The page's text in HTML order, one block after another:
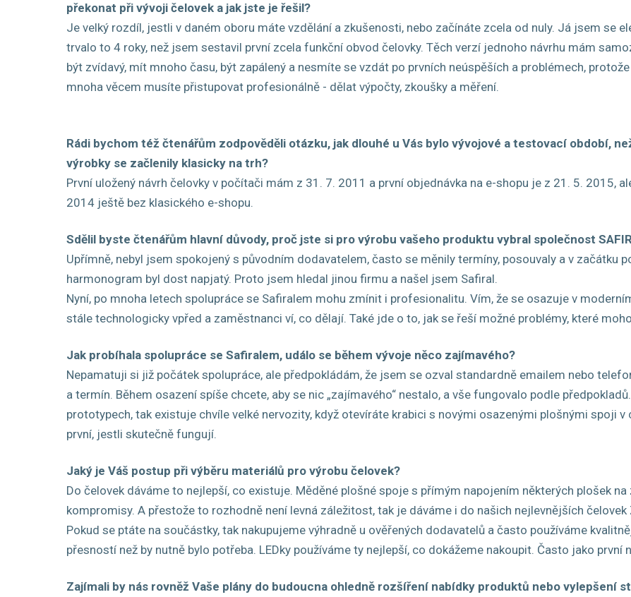
překonat při vývoji čelovek a jak jste je řešil?
Je velký rozdíl, jestli v daném oboru máte vzdělání a zkušenosti, nebo začínáte zcela od nuly. Já jsem se
trvalo to 4 roky, než jsem sestavil první zcela funkční obvod čelovky. Těch verzí jednoho návrhu mám
být zvídavý, mít mnoho času, být zapálený a nesmíte se vzdát po prvních neúspěších a problémech,
mnoha věcem musíte přistupovat profesionálně - dělat výpočty, zkoušky a měření.
Rádi bychom též čtenářům zodpověděli otázku, jak dlouhé u Vás bylo vývojové a testovací období,
výrobky se začlenily klasicky na trh?
První uložený návrh čelovky v počítači mám z 31. 7. 2011 a první objednávka na e-shopu je z 21. 5. 2015,
2014 ještě bez klasického e-shopu.
Sdělil byste čtenářům hlavní důvody, proč jste si pro výrobu vašeho produktu vybral společnost
Upřímně, nebyl jsem spokojený s původním dodavatelem, často se měnily termíny, posouvaly a v začátku
harmonogram byl dost napjatý. Proto jsem hledal jinou firmu a našel jsem Safiral.
Nyní, po mnoha letech spolupráce se Safiralem mohu zmínit i profesionalitu. Vím, že se osazuje v
stále technologicky vpřed a zaměstnanci ví, co dělají. Také jde o to, jak se řeší možné problémy, které
Jak probíhala spolupráce se Safiralem, událo se během vývoje něco zajímavého?
Nepamatuji si již počátek spolupráce, ale předpokládám, že jsem se ozval standardně emailem nebo
a termín. Během osazení spíše chcete, aby se nic „zajímavého“ nestalo, a vše fungovalo podle
prototypech, tak existuje chvíle velké nervozity, když otevíráte krabici s novými osazenými plošnými spoji
první, jestli skutečně fungují.
Jaký je Váš postup při výběru materiálů pro výrobu čelovek?
Do čelovek dáváme to nejlepší, co existuje. Měděné plošné spoje s přímým napojením některých plošek
kompromisy. A přestože to rozhodně není levná záležitost, tak je dáváme i do našich nejlevnějších čelovek
Pokud se ptáte na součástky, tak nakupujeme výhradně u ověřených dodavatelů a často používáme
přesností než by nutně bylo potřeba. LEDky používáme ty nejlepší, co dokážeme nakoupit. Často jako
Zajímali by nás rovněž Vaše plány do budoucna ohledně rozšíření nabídky produktů nebo vylepšení